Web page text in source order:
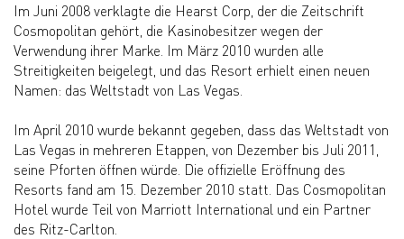
Im Juni 2008 verklagte die Hearst Corp, der die Zeitschrift
Cosmopolitan gehört, die Kasinobesitzer wegen der
Verwendung ihrer Marke. Im März 2010 wurden alle
Streitigkeiten beigelegt, und das Resort erhielt einen neuen
Namen: das Weltstadt von Las Vegas.
Im April 2010 wurde bekannt gegeben, dass das Weltstadt von
Las Vegas in mehreren Etappen, von Dezember bis Juli 2011,
seine Pforten öffnen würde. Die offizielle Eröffnung des
Resorts fand am 15. Dezember 2010 statt. Das Cosmopolitan
Hotel wurde Teil von Marriott International und ein Partner
des Ritz-Carlton.